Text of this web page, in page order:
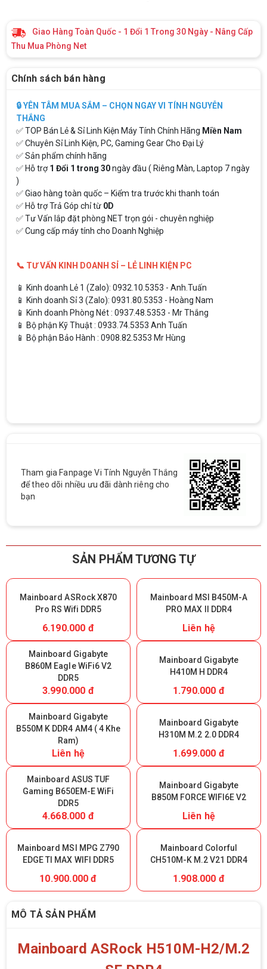
Giao Hàng Toàn Quốc - 1 Đổi 1 Trong 30 Ngày - Nâng Cấp
Thu Mua Phòng Net
Chính sách bán hàng
🔒 YÊN TÂM MUA SẮM – CHỌN NGAY VI TÍNH NGUYỄN
THẮNG
✅ TOP Bán Lẻ & Sỉ Linh Kiện Máy Tính Chính Hãng Miền Nam
✅ Chuyên Sỉ Linh Kiện, PC, Gaming Gear Cho Đại Lý
✅ Sản phẩm chính hãng
✅ Hỗ trợ1 Đổi 1 trong 30ngày đầu ( Riêng Màn, Laptop 7 ngày
)
✅ Giao hàng toàn quốc – Kiểm tra trước khi thanh toán
✅ Hỗ trợ Trả Góp chỉ từ 0D
✅ Tư Vấn lắp đặt phòng NET trọn gói - chuyên nghiệp
✅ Cung cấp máy tính cho Doanh Nghiệp
📞 TƯ VẤN KINH DOANH SỈ – LẺ LINH KIỆN PC
📱 Kinh doanh Lẻ 1 (Zalo): 0932.10.5353 - Anh.Tuấn
📱 Kinh doanh Sỉ 3 (Zalo): 0931.80.5353 - Hoàng Nam
📱 Kinh doanh Phòng Nét : 0937.48.5353 - Mr Thắng
📱 Bộ phận Kỹ Thuật : 0933.74.5353 Anh Tuấn
📱 Bộ phận Bảo Hành : 0908.82.5353 Mr Hùng
Tham gia Fanpage Vi Tính Nguyễn Thắng
để theo dõi nhiều ưu đãi dành riêng cho
bạn
SẢN PHẨM TƯƠNG TỰ
Mainboard ASRock X870
Pro RS Wifi DDR5
6.190.000 đ
Mainboard MSI B450M-A
PRO MAX II DDR4
Liên hệ
Mainboard Gigabyte
B860M Eagle WiFi6 V2
DDR5
3.990.000 đ
Mainboard Gigabyte
H410M H DDR4
1.790.000 đ
Mainboard Gigabyte
B550M K DDR4 AM4 ( 4 Khe
Ram)
Liên hệ
Mainboard Gigabyte
H310M M.2 2.0 DDR4
1.699.000 đ
Mainboard ASUS TUF
Gaming B650EM-E WiFi
DDR5
4.668.000 đ
Mainboard Gigabyte
B850M FORCE WIFI6E V2
Liên hệ
Mainboard MSI MPG Z790
EDGE TI MAX WIFI DDR5
10.900.000 đ
Mainboard Colorful
CH510M-K M.2 V21 DDR4
1.908.000 đ
MÔ TẢ SẢN PHẨM
Mainboard ASRock H510M-H2/M.2